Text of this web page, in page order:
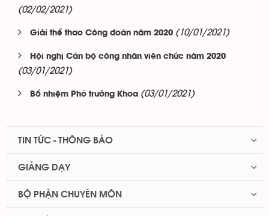
(02/02/2021)
Giải thể thao Công đoàn năm 2020 (10/01/2021)
Hội nghị Cán bộ công nhân viên chức năm 2020
(03/01/2021)
Bổ nhiệm Phó trưởng Khoa (03/01/2021)
TIN TỨC - THÔNG BÁO
GIẢNG DẠY
BỘ PHẬN CHUYÊN MÔN